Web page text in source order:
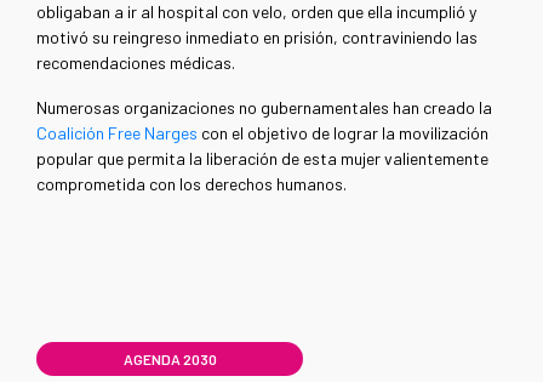
obligaban a ir al hospital con velo, orden que ella incumplió y
motivó su reingreso inmediato en prisión, contraviniendo las
recomendaciones médicas.
Numerosas organizaciones no gubernamentales han creado la
Coalición Free Narges con el objetivo de lograr la movilización
popular que permita la liberación de esta mujer valientemente
comprometida con los derechos humanos.
AGENDA 2030